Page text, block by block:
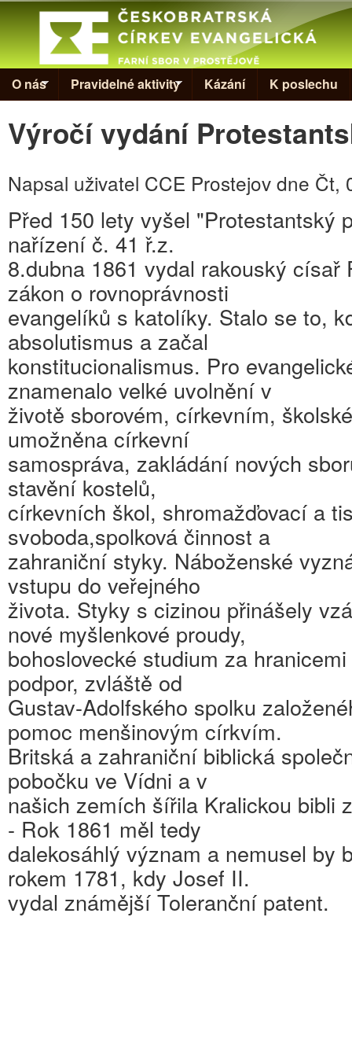
Skip
Evangelická
církev v
Prostějově
O nás Pravidelné aktivity Kázání K poslechu
Výročí vydání
Napsal uživatel CCE Prostejov dne Čt,
Před 150 lety vyšel "Protestantský
nařízení č. 41 ř.z.
8.dubna 1861 vydal rakouský císař
zákon o rovnoprávnosti
evangelíků s katolíky. Stalo se to,
absolutismus a začal
konstitucionalismus. Pro
znamenalo velké uvolnění v
životě sborovém, církevním,
umožněna církevní
samospráva, zakládání nových
stavění kostelů,
církevních škol, shromažďovací a
svoboda,spolková činnost a
zahraniční styky. Náboženské
vstupu do veřejného
života. Styky s cizinou přinášely
nové myšlenkové proudy,
bohoslovecké studium za
podpor, zvláště od
Gustav-Adolfského spolku
pomoc menšinovým církvím.
Britská a zahraniční biblická
pobočku ve Vídni a v
našich zemích šířila Kralickou bibli
- Rok 1861 měl tedy
dalekosáhlý význam a nemusel by
rokem 1781, kdy Josef II.
vydal známější Toleranční patent.